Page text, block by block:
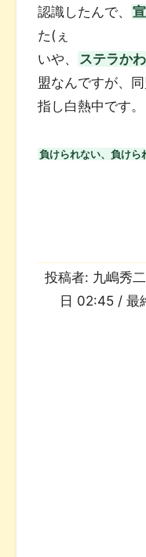
認識したんで、
た(ぇ
いや、
ステラか
盟なんですが、
指し白熱中です。
負けられない、負けら
投稿者: 九嶋秀
日 02:45 / 最